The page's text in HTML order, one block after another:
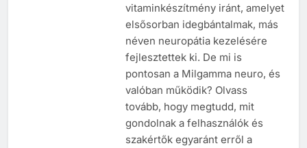
vitaminkészítmény iránt, amelyet
elsősorban idegbántalmak, más
néven neuropátia kezelésére
fejlesztettek ki. De mi is
pontosan a Milgamma neuro, és
valóban működik? Olvass
tovább, hogy megtudd, mit
gondolnak a felhasználók és
szakértők egyaránt erről a